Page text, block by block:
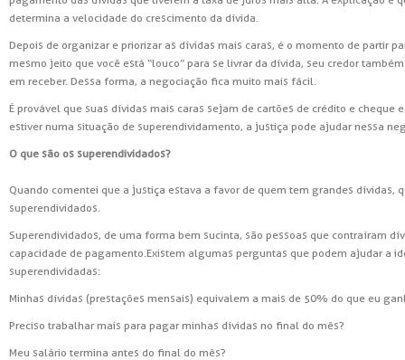
determina a velocidade do crescimento da dívida.
Depois de organizar e priorizar as dívidas mais caras, é o momento de partir
mesmo jeito que você está “louco” para se livrar da dívida, seu credor
em receber. Dessa forma, a negociação fica muito mais fácil.
É provável que suas dívidas mais caras sejam de cartões de crédito e cheque
estiver numa situação de superendividamento, a justiça pode ajudar nessa
O que são os superendividados?
Quando comentei que a justiça estava a favor de quem tem grandes dívidas,
superendividados.
Superendividados, de uma forma bem sucinta, são pessoas que contraíram
capacidade de pagamento. Existem algumas perguntas que podem ajudar a
superendividadas:
Minhas dívidas (prestações mensais) equivalem a mais de 50% do que eu
Preciso trabalhar mais para pagar minhas dívidas no final do mês?
Meu salário termina antes do final do mês?